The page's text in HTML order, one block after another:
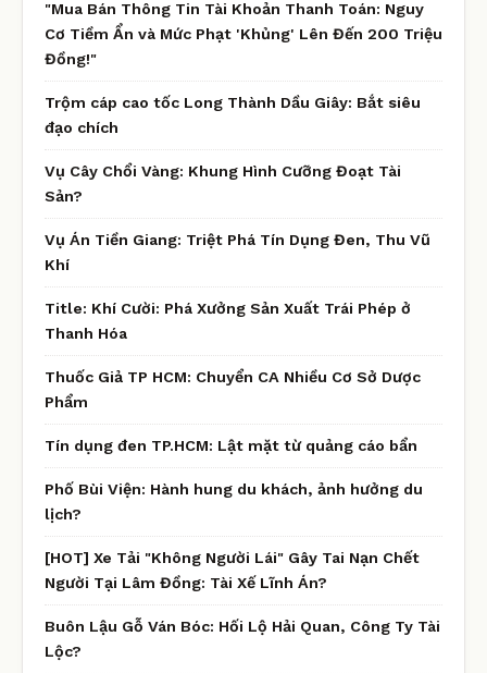
"Mua Bán Thông Tin Tài Khoản Thanh Toán: Nguy
Cơ Tiềm Ẩn và Mức Phạt 'Khủng' Lên Đến 200 Triệu
Đồng!"
Trộm cáp cao tốc Long Thành Dầu Giây: Bắt siêu
đạo chích
Vụ Cây Chổi Vàng: Khung Hình Cưỡng Đoạt Tài
Sản?
Vụ Án Tiền Giang: Triệt Phá Tín Dụng Đen, Thu Vũ
Khí
Title: Khí Cười: Phá Xưởng Sản Xuất Trái Phép ở
Thanh Hóa
Thuốc Giả TP HCM: Chuyển CA Nhiều Cơ Sở Dược
Phẩm
Tín dụng đen TP.HCM: Lật mặt từ quảng cáo bẩn
Phố Bùi Viện: Hành hung du khách, ảnh hưởng du
lịch?
[HOT] Xe Tải "Không Người Lái" Gây Tai Nạn Chết
Người Tại Lâm Đồng: Tài Xế Lĩnh Án?
Buôn Lậu Gỗ Ván Bóc: Hối Lộ Hải Quan, Công Ty Tài
Lộc?